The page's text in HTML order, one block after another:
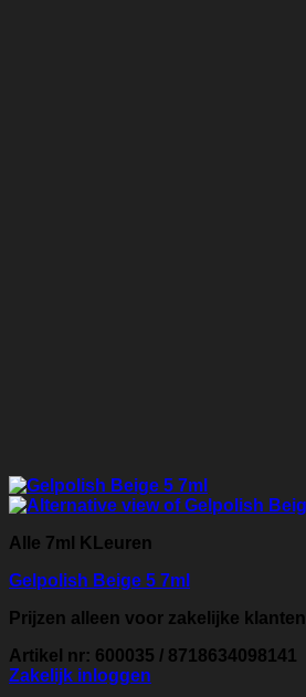
Alle 7ml KLeuren
Gelpolish Beige 5 7ml
Prijzen alleen voor zakelijke klanten
Artikel nr: 600035 / 8718634098141
Zakelijk inloggen